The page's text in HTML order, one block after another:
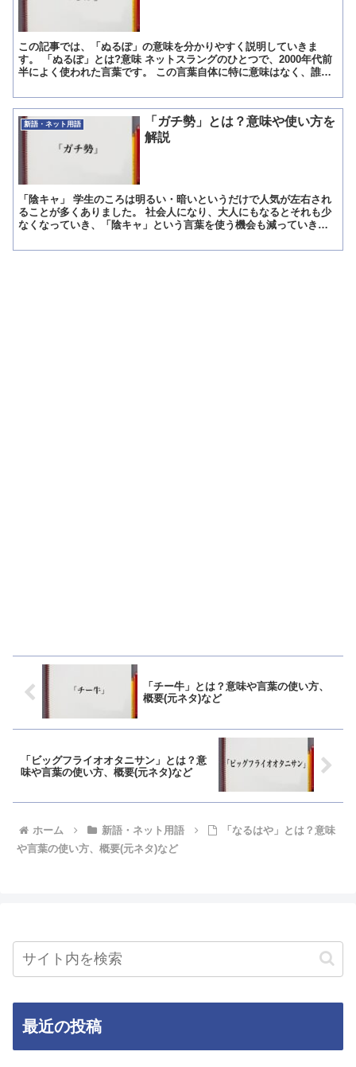
この記事では、「ぬるぽ」の意味を分かりやすく説明していきま
す。 「ぬるぽ」とは?意味 ネットスラングのひとつで、2000年代前
半によく使われた言葉です。 この言葉自体に特に意味はなく、誰か
新語・ネット用語
「ガチ勢」とは？意味や使い方を
解説
「陰キャ」 学生のころは明るい・暗いというだけで人気が左右され
ることが多くありました。 社会人になり、大人にもなるとそれも少
なくなっていき、「陰キャ」という言葉を使う機会も減っていきま
「チー牛」とは？意味や言葉の使い方、
概要(元ネタ)など
「ビッグフライオオタニサン」とは？意
味や言葉の使い方、概要(元ネタ)など
ホーム 新語・ネット用語
「なるはや」とは？意味
や言葉の使い方、概要(元ネタ)など
最近の投稿